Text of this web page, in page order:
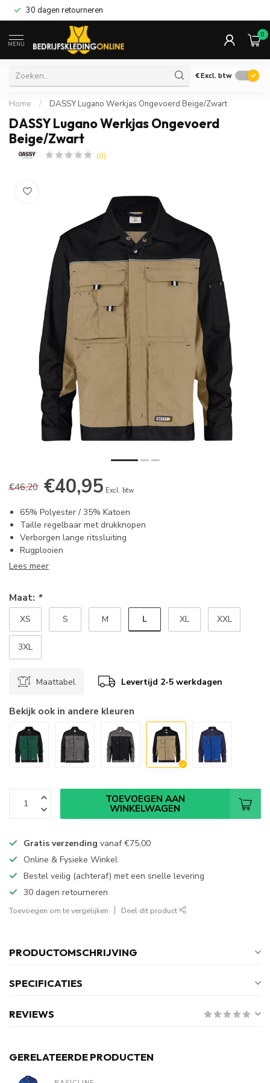
30 dagen retourneren
MENU
0
€Excl. btw
Home / DASSY Lugano Werkjas Ongevoerd Beige/Zwart
DASSY Lugano Werkjas Ongevoerd
Beige/Zwart
(0)
€46,20 €40,95 Excl. btw
65% Polyester / 35% Katoen
Taille regelbaar met drukknopen
Verborgen lange ritssluiting
Rugplooien
Lees meer
Maat: *
XS S M L XL XXL
3XL
Maattabel Levertijd 2-5 werkdagen
Bekijk ook in andere kleuren
TOEVOEGEN AAN
WINKELWAGEN
Gratis verzending vanaf€75,00
Online & Fysieke Winkel
Bestel veilig (achteraf) met een snelle levering
30 dagen retourneren
Toevoegen om te vergelijken Deel dit product
PRODUCTOMSCHRIJVING
SPECIFICATIES
REVIEWS
GERELATEERDE PRODUCTEN